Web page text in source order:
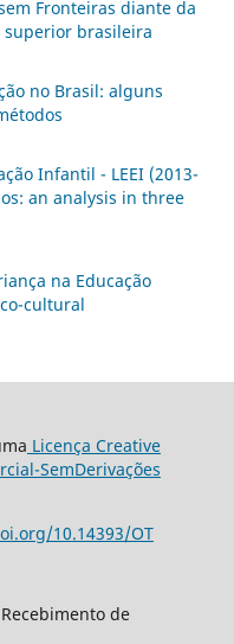
Fronteiras diante da
superior brasileira
no Brasil: alguns
Infantil - LEEI (2013-
an analysis in three
na Educação
cultural
Licença Creative
SemDerivações
10.14393/OT
de